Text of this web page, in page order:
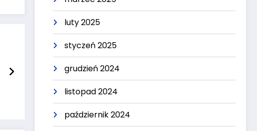
luty 2025
styczeń 2025
grudzień 2024
listopad 2024
październik 2024